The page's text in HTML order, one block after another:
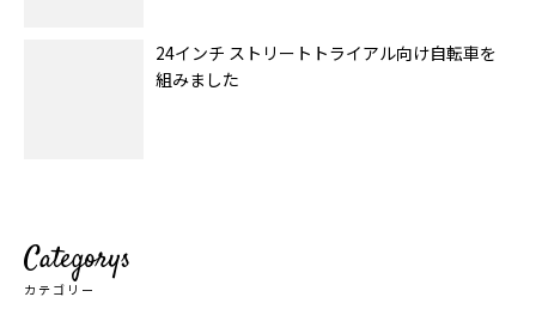
24インチ ストリートトライアル向け自転車を
組みました
Categorys
カテゴリー